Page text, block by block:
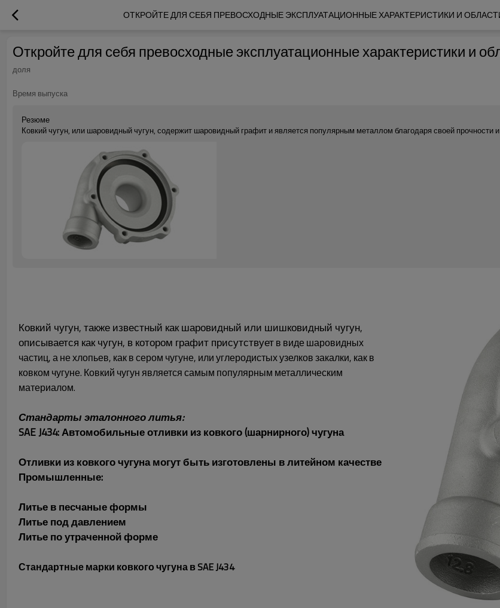
ОТКРОЙТЕ ДЛЯ СЕБЯ ПРЕВОСХОДНЫЕ ЭКСПЛУАТАЦИОННЫЕ ХАРАКТЕРИСТИКИ И
Откройте для себя превосходные эксплуатационные характеристики и
доля
Время выпуска
Резюме
Ковкий чугун, или шаровидный чугун, содержит шаровидный графит и является популярным металлом благодаря своей прочности
Ковкий чугун, также известный как шаровидный или шишковидный чугун,
описывается как чугун, в котором графит присутствуетв виде шаровидных
частиц, а не хлопьев, как в сером чугуне, или углеродистых узелков закалки, как в
ковком чугуне. Ковкий чугун является самым популярным металлическим
материалом.
Стандарты эталонного литья:
SAE J434: Автомобильные отливки из ковкого (шарнирного) чугуна
Отливки из ковкого чугуна могут быть изготовлены в литейном качестве
Промышленные:
Литье в песчаные формы
Литье под давлением
Литье по утраченной форме
Стандартные марки ковкого чугуна в SAE J434